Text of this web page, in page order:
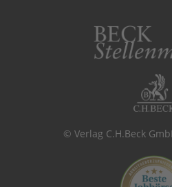
© Verlag C.H.Beck